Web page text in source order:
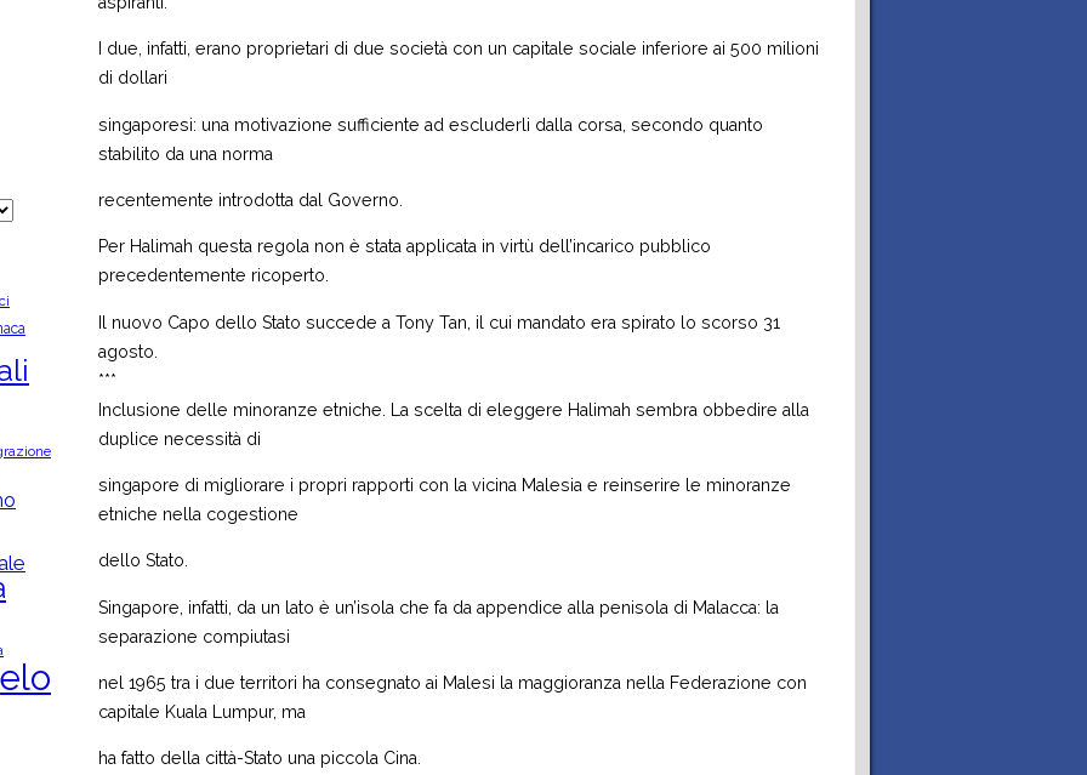
I due, infatti, erano proprietari di due società con un capitale sociale inferiore ai 500 milioni
di dollari
singaporesi: una motivazione sufficiente ad escluderli dalla corsa, secondo quanto
stabilito da una norma
recentemente introdotta dal Governo.
Per Halimah questa regola non è stata applicata in virtù dell’incarico pubblico
precedentemente ricoperto.
Il nuovo Capo dello Stato succede a Tony Tan, il cui mandato era spirato lo scorso 31
agosto.
***
Inclusione delle minoranze etniche. La scelta di eleggere Halimah sembra obbedire alla
duplice necessità di
singapore di migliorare i propri rapporti con la vicina Malesia e reinserire le minoranze
etniche nella cogestione
dello Stato.
Singapore, infatti, da un lato è un’isola che fa da appendice alla penisola di Malacca: la
separazione compiutasi
nel 1965 tra i due territori ha consegnato ai Malesi la maggioranza nella Federazione con
capitale Kuala Lumpur, ma
ha fatto della città-Stato una piccola Cina.